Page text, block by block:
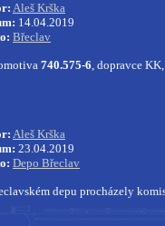
Aleš Krška
14.04.2019
Břeclav
740.575-6, dopravce
Aleš Krška
23.04.2019
Depo Břeclav
depu procházely